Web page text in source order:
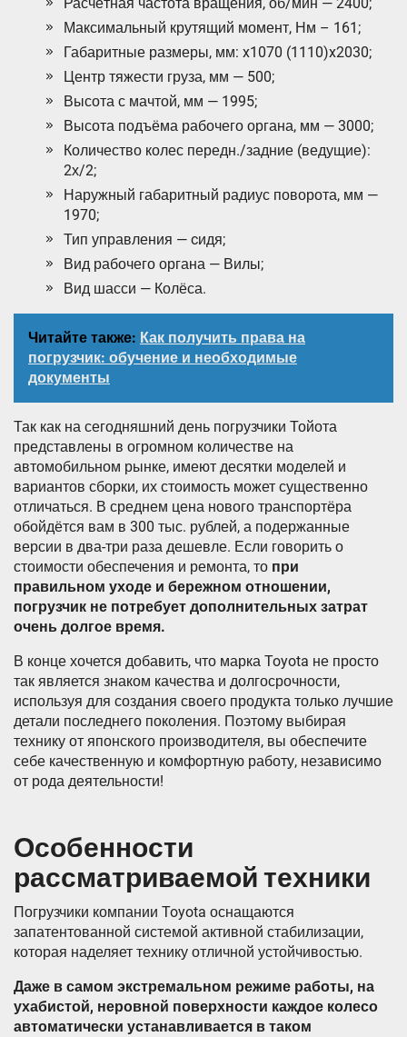
Максимальный крутящий момент, Нм – 161;
Габаритные размеры, мм: x1070 (1110)x2030;
Центр тяжести груза, мм — 500;
Высота с мачтой, мм — 1995;
Высота подъёма рабочего органа, мм — 3000;
Количество колес передн./задние (ведущие):
2х/2;
Наружный габаритный радиус поворота, мм —
1970;
Тип управления — cидя;
Вид рабочего органа — Вилы;
Вид шасси — Колёса.
Читайте также: Как получить права на
погрузчик: обучение и необходимые
документы
Так как на сегодняшний день погрузчики Тойота
представлены в огромном количестве на
автомобильном рынке, имеют десятки моделей и
вариантов сборки, их стоимость может существенно
отличаться. В среднем цена нового транспортёра
обойдётся вам в 300 тыс. рублей, а подержанные
версии в два-три раза дешевле. Если говорить о
стоимости обеспечения и ремонта, то при
правильном уходе и бережном отношении,
погрузчик не потребует дополнительных затрат
очень долгое время.
В конце хочется добавить, что марка Toyota не просто
так является знаком качества и долгосрочности,
используя для создания своего продукта только лучшие
детали последнего поколения. Поэтому выбирая
технику от японского производителя, вы обеспечите
себе качественную и комфортную работу, независимо
от рода деятельности!
Особенности
рассматриваемой техники
Погрузчики компании Toyota оснащаются
запатентованной системой активной стабилизации,
которая наделяет технику отличной устойчивостью.
Даже в самом экстремальном режиме работы, на
ухабистой, неровной поверхности каждое колесо
автоматически устанавливается в таком